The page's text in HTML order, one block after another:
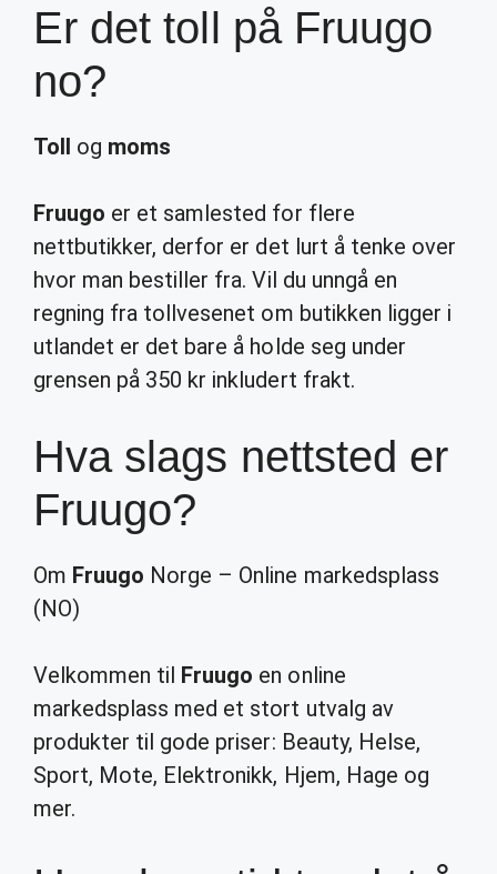
Er det toll på Fruugo
no?
Toll og moms
Fruugo er et samlested for flere
nettbutikker, derfor er det lurt å tenke over
hvor man bestiller fra. Vil du unngå en
regning fra tollvesenet om butikken ligger i
utlandet er det bare å holde seg under
grensen på 350 kr inkludert frakt.
Hva slags nettsted er
Fruugo?
Om Fruugo Norge – Online markedsplass
(NO)
Velkommen til Fruugo en online
markedsplass med et stort utvalg av
produkter til gode priser: Beauty, Helse,
Sport, Mote, Elektronikk, Hjem, Hage og
mer.